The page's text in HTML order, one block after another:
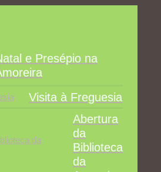
e Presépio na
Visita à Freguesia
Abertura
da
Biblioteca
da